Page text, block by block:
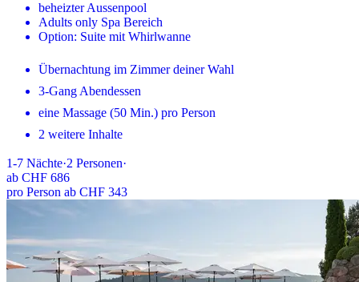
beheizter Aussenpool
Adults only Spa Bereich
Option: Suite mit Whirlwanne
Übernachtung im Zimmer deiner Wahl
3-Gang Abendessen
eine Massage (50 Min.) pro Person
2 weitere Inhalte
1-7 Nächte·2 Personen·
ab CHF 686
pro Person ab CHF 343